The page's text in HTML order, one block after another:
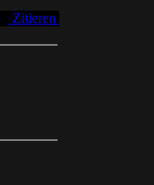
Zitieren